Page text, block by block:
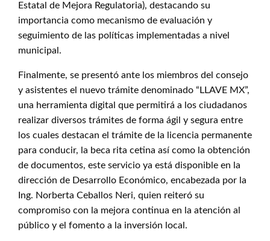
Estatal de Mejora Regulatoria), destacando su
importancia como mecanismo de evaluación y
seguimiento de las políticas implementadas a nivel
municipal.
Finalmente, se presentó ante los miembros del consejo
y asistentes el nuevo trámite denominado “LLAVE MX”,
una herramienta digital que permitirá a los ciudadanos
realizar diversos trámites de forma ágil y segura entre
los cuales destacan el trámite de la licencia permanente
para conducir, la beca rita cetina así como la obtención
de documentos, este servicio ya está disponible en la
dirección de Desarrollo Económico, encabezada por la
Ing. Norberta Ceballos Neri, quien reiteró su
compromiso con la mejora continua en la atención al
público y el fomento a la inversión local.